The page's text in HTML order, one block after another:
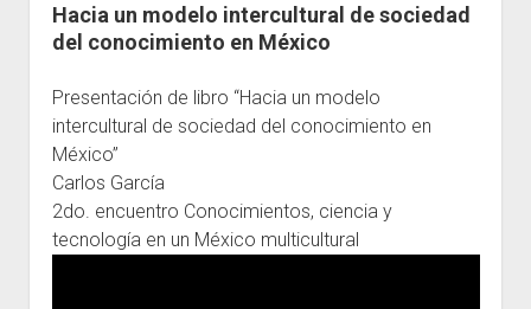
General
Contacto
Hacia un modelo intercultural de sociedad
del conocimiento en México
Presentación de libro “Hacia un modelo
intercultural de sociedad del conocimiento en
México”
Carlos García
2do. encuentro Conocimientos, ciencia y
tecnología en un México multicultural